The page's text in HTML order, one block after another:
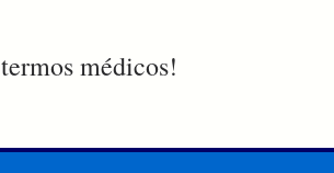
termos médicos!